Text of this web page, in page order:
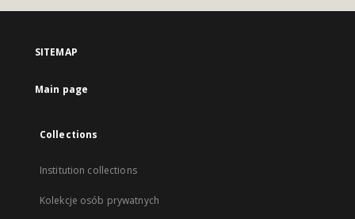
SITEMAP
Main page
Collections
Institution collections
Kolekcje osób prywatnych